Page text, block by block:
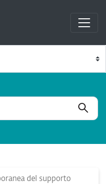
del supporto